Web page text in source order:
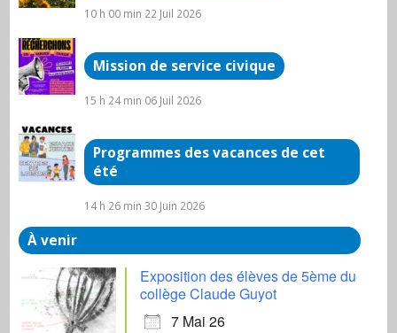
10 h 00 min 22 Juil 2026
Mission de service civique
15 h 24 min 06 Juil 2026
Programmes des vacances de cet
été
14 h 26 min 30 Juin 2026
À venir
Exposition des élèves de 5ème du
collège Claude Guyot
7 Mai 26